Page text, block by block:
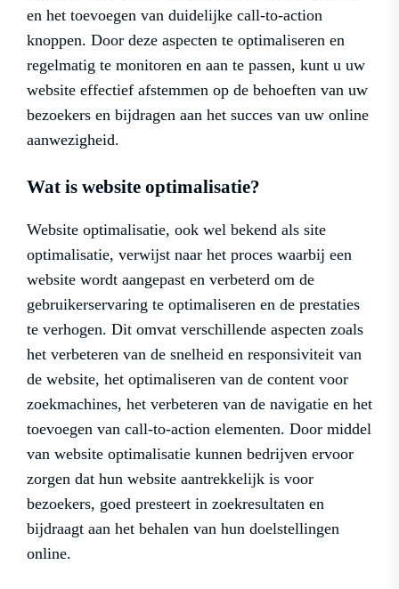
en het toevoegen van duidelijke call-to-action
knoppen. Door deze aspecten te optimaliseren en
regelmatig te monitoren en aan te passen, kunt u uw
website effectief afstemmen op de behoeften van uw
bezoekers en bijdragen aan het succes van uw online
aanwezigheid.
Wat is website optimalisatie?
Website optimalisatie, ook wel bekend als site
optimalisatie, verwijst naar het proces waarbij een
website wordt aangepast en verbeterd om de
gebruikerservaring te optimaliseren en de prestaties
te verhogen. Dit omvat verschillende aspecten zoals
het verbeteren van de snelheid en responsiviteit van
de website, het optimaliseren van de content voor
zoekmachines, het verbeteren van de navigatie en het
toevoegen van call-to-action elementen. Door middel
van website optimalisatie kunnen bedrijven ervoor
zorgen dat hun website aantrekkelijk is voor
bezoekers, goed presteert in zoekresultaten en
bijdraagt aan het behalen van hun doelstellingen
online.